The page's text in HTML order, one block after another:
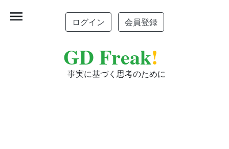
ログイン 会員登録
GD Freak!
事実に基づく思考のために
menu